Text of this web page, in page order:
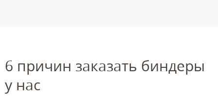
6 причин заказать биндеры
у нас